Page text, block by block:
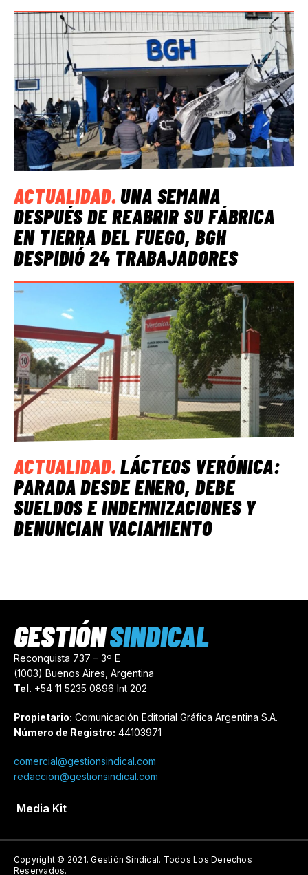
ACTUALIDAD.UNA SEMANA
DESPUÉS DE REABRIR SU FÁBRICA
EN TIERRA DEL FUEGO, BGH
DESPIDIÓ 24 TRABAJADORES
ACTUALIDAD.LÁCTEOS VERÓNICA:
PARADA DESDE ENERO, DEBE
SUELDOS E INDEMNIZACIONES Y
DENUNCIAN VACIAMIENTO
Reconquista 737 – 3º E
(1003) Buenos Aires, Argentina
Tel. +54 11 5235 0896 Int 202
Propietario: Comunicación Editorial Gráfica Argentina S.A.
Número de Registro: 44103971
comercial@gestionsindical.com
redaccion@gestionsindical.com
Media Kit
GESTIÓNSINDICAL
Copyright © 2021.Gestión Sindical. Todos Los Derechos
Reservados.